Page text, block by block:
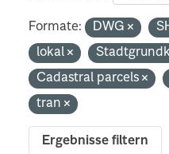
Formate: DWG
lokal
Cadastral parcels
tran
Ergebnisse filtern